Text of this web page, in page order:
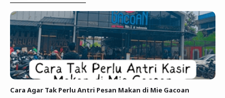
Cara Agar Tak Perlu Antri Pesan Makan di Mie Gacoan